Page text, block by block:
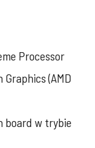
Processor
Graphics (AMD
board w trybie